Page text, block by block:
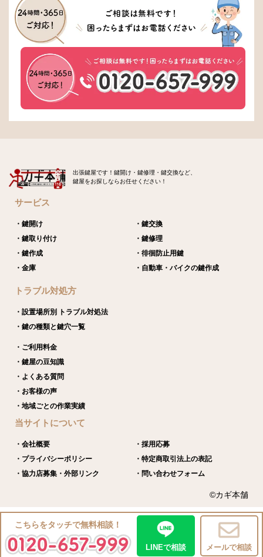
出張鍵屋です！鍵開け・鍵修理・鍵交換など、
鍵屋をお探しならお任せください！
サービス
・鍵開け
・鍵交換
・鍵取り付け
・鍵修理
・鍵作成
・徘徊防止用鍵
・金庫
・自動車・バイクの鍵作成
トラブル対処方
・設置場所別 トラブル対処法
・鍵の種類と鍵穴一覧
・ご利用料金
・鍵屋の豆知識
・よくある質問
・お客様の声
・地域ごとの作業実績
当サイトについて
・会社概要
・採用応募
・プライバシーポリシー
・特定商取引法上の表記
・協力店募集・外部リンク
・問い合わせフォーム
©カギ本舗
こちらをタッチで無料相談！
LINEで相談 メールで相談